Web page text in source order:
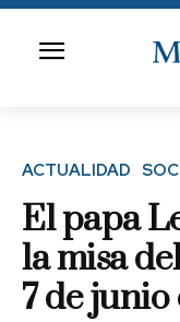
ACTUALIDAD
El papa
la misa
7 de